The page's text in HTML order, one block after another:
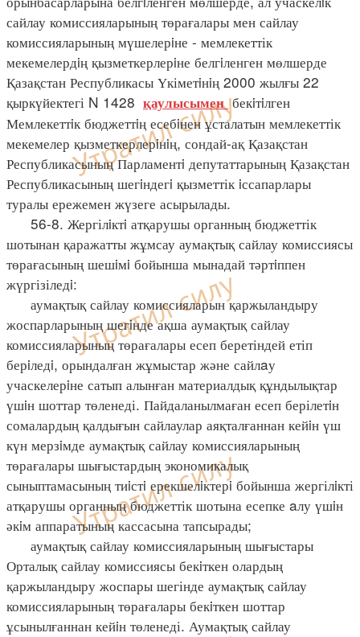
сайлау комиссияларының төрағалары мен сайлау
комиссияларының мүшелерiне - мемлекеттік
мекемелердiң қызметкерлерiне белгiленген мөлшерде
Қазақстан Республикасы Үкіметiнiң 2000 жылғы 22
қыркүйектегі N 1428 қаулысыменбекiтiлген
Мемлекеттiк бюджеттiң есебiнен ұсталатын мемлекеттік
мекемелер қызметкерлерiнiң, сондай-ақ Қазақстан
Республикасының Парламентi депутаттарының Қазақстан
Республикасының шегiндегi қызметтік iссапарлары
туралы ережемен жүзеге асырылады.
56-8. Жергілiктi атқарушы органның бюджеттік
шотынан қаражатты жұмсау аумақтық сайлау комиссиясы
төрағасының шешiмi бойынша мынадай тәртiппен
жүргізіледi:
аумақтық сайлау комиссияларын қаржыландыру
жоспарларының шегiнде ақша аумақтық сайлау
комиссияларының төрағалары есеп беретіндей етіп
берiледi, орындалған жұмыстар және сайлaу
учаскелерiне сатып алынған материалдық құндылықтар
үшiн шоттар төленеді. Пайдаланылмаған есеп берілетiн
сомалардың қалдығын сайлаулар аяқталғаннан кейiн үш
күн мерзiмде аумақтық сайлау комиссияларының
төрағалары шығыстардың экономикалық
сыныптамасының тиiстi ерекшелiктерi бойынша жергілiкті
атқарушы органның бюджеттік шотына есепке aлу үшiн
әкiм аппаратының кассасына тапсырады;
аумақтық сайлау комиссияларының шығыстары
Орталық сайлау комиссиясы бекiткен олардың
қаржыландыру жоспары шегінде аумақтық сайлау
комиссияларының төрағалары бекiткен шоттар
ұсынылғаннан кейiн төленеді. Аумақтық сайлау